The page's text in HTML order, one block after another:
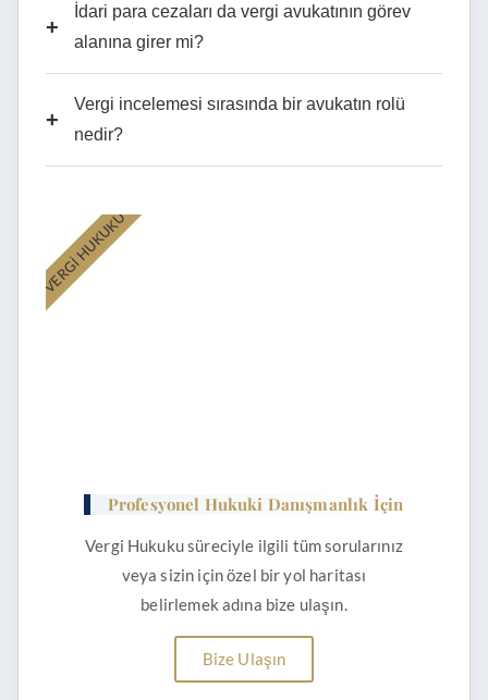
+
İdari para cezaları da vergi avukatının görev
alanına girer mi?
+
Vergi incelemesi sırasında bir avukatın rolü
nedir?
Profesyonel Hukuki Danışmanlık İçin
Vergi Hukuku süreciyle ilgili tüm sorularınız
veya sizin için özel bir yol haritası
belirlemek adına bize ulaşın.
Bize Ulaşın
VERGI HUKUKU